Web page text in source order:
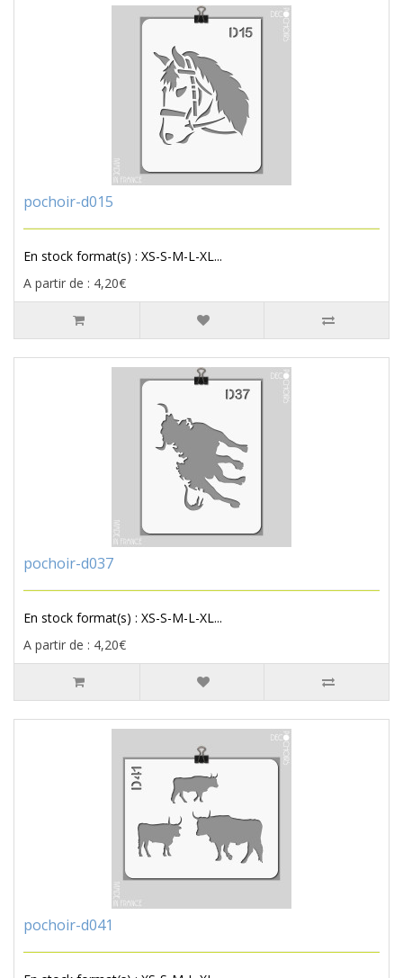
pochoir-d015
En stock format(s) : XS-S-M-L-XL...
A partir de : 4,20€
pochoir-d037
En stock format(s) : XS-S-M-L-XL...
A partir de : 4,20€
pochoir-d041